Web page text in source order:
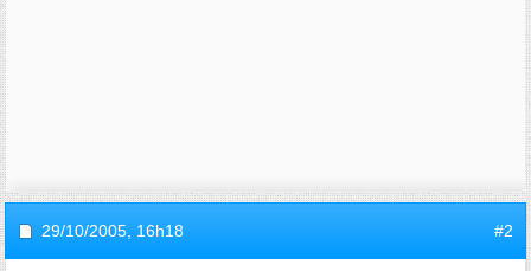
29/10/2005, 16h18 #2